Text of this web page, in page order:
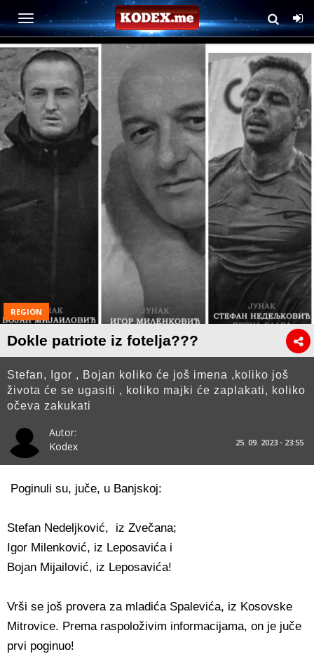
REGION
Dokle patriote iz fotelja???
Stefan, Igor , Bojan koliko će još imena ,koliko još
života će se ugasiti , koliko majki će zaplakati, koliko
očeva zakukati
Autor:
Kodex
25. 09. 2023 - 23:55
Poginuli su, juče, u Banjskoj:
Stefan Nedeljković, iz Zvečana;
Igor Milenković, iz Leposavića i
Bojan Mijailović, iz Leposavića!
Vrši se još provera za mladića Spalevića, iz Kosovske
Mitrovice. Prema raspoloživim informacijama, on je juče
prvi poginuo!